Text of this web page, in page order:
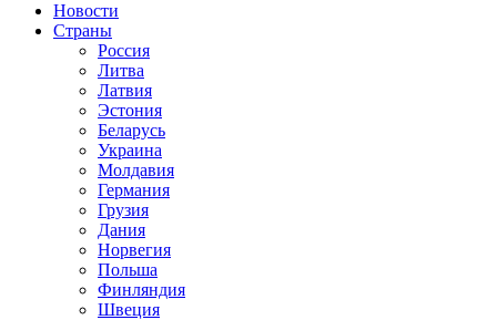
Новости
Страны
Россия
Литва
Латвия
Эстония
Беларусь
Украина
Молдавия
Германия
Грузия
Дания
Норвегия
Польша
Финляндия
Швеция